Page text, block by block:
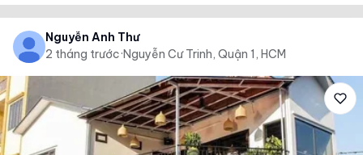
Nguyễn Anh Thư
2 tháng trước·Nguyễn Cư Trinh, Quận 1, HCM